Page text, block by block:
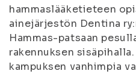
hammaslääketieteen
ainejärjestön Dentina
Hammas-patsaan
rakennuksen
kampuksen vanhimpia